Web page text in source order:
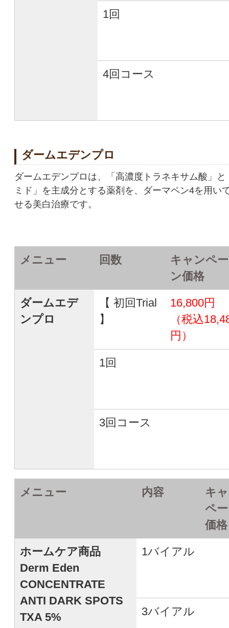
1回
4回コース
ダームエデンプロ
ダームエデンプロは、「高濃度トラネキサム酸」
ミド」を主成分とする薬剤を、ダーマペン4を用い
せる美白治療です。
メニュー 回数
キャンペー
ン価格
ダームエデ
ンプロ
【 初回Trial
】
16,800円
（税込
円）
1回
3回コース
メニュー 内容
キ
ペ
価格
ホームケア商品
Derm Eden
CONCENTRATE
ANTI DARK SPOTS
TXA 5%
1バイアル
3バイアル